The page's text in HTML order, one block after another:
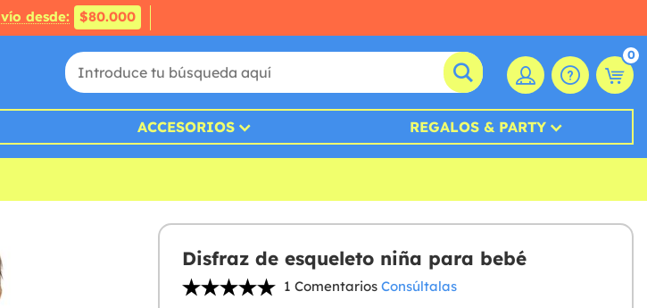
desde: $80.000
0
ACCESORIOS REGALOS & PARTY
Disfraz de esqueleto niña para bebé
1 Comentarios Consúltalas